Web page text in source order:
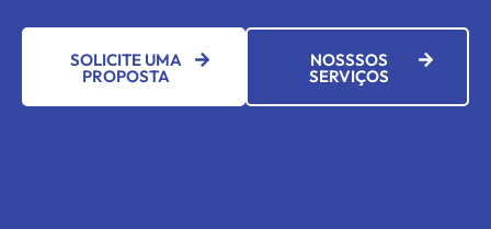
SOLICITE UMA
PROPOSTA
NOSSSOS
SERVIÇOS